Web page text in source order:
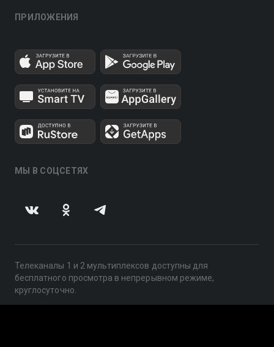
ПРИЛОЖЕНИЯ
МЫ В СОЦСЕТЯХ
Телеканалы 1 и 2 мультиплексов доступны для
бесплатного просмотра в непрерывном режиме,
круглосуточно.